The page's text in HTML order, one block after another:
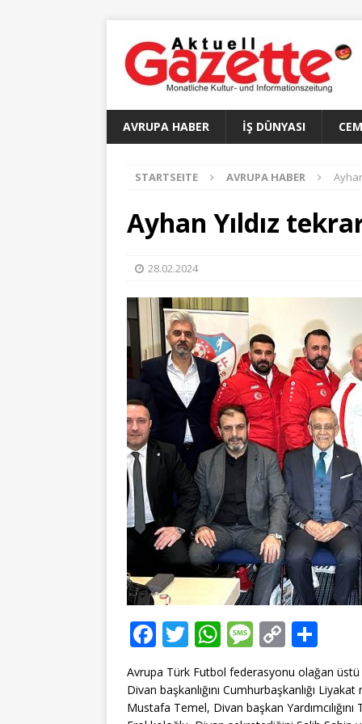
AVRUPA HABER İŞ DÜNYASI
STARTSEITE AVRUPA HABER
Ayhan Yıldız
28.02.2024
F
a
c
e
T
w
it
te
W
h
at
s
M
ss
a
C
p
y
ei
le
n
Avrupa Türk Futbol federasyonu olağan
Divan başkanlığını Cumhurbaşkanlığı
Mustafa Temel, Divan başkan